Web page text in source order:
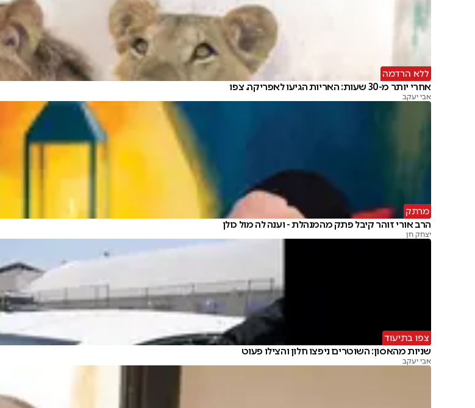
ללא הרדמה
אחרי יותר מ-30 שעות: האריות הגיעו לאפריקה. צפו
אבי יעקב
מרתק
הרב אורי זוהר קיבל פתק מהמנהלת - וענה לה מול כולן
יצחק חן
צפו בתיעוד
שניות מהאסון: השוטרים ניפצו חלון והצילו פעוט
אבי יעקב